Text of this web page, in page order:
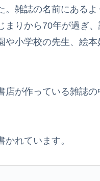
雑誌の名前にある
りから70年が過ぎ
小学校の先生、絵本
が作っている雑誌の
れています。